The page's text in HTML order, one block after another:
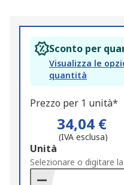
Sconto per
Visualizza le
quantità
Prezzo per 1 unità*
34,04 €
(IVA esclusa)
Add
to
Basket
Unità
Selezionare o digitare